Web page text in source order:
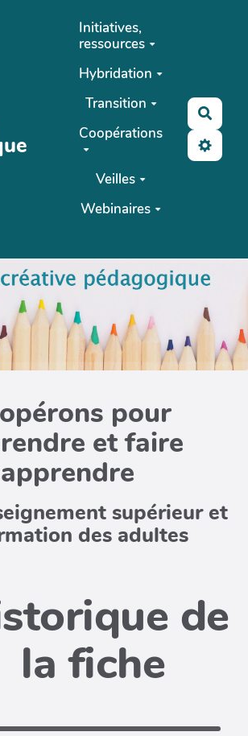
Initiatives,
ressources
Hybridation
Transition
Coopérations
Veilles
Webinaires
pour
et faire
apprendre
supérieur et
des adultes
de
la fiche